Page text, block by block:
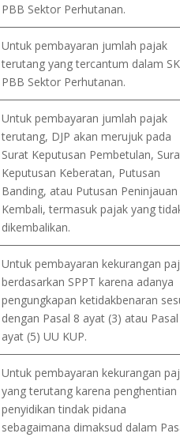
PBB Sektor Perhutanan.
Untuk pembayaran jumlah pajak
terutang yang tercantum dalam
PBB Sektor Perhutanan.
Untuk pembayaran jumlah pajak
terutang, DJP akan merujuk pada
Surat Keputusan Pembetulan,
Keputusan Keberatan, Putusan
Banding, atau Putusan Peninjauan
Kembali, termasuk pajak yang
dikembalikan.
Untuk pembayaran kekurangan
berdasarkan SPPT karena adanya
pengungkapan ketidakbenaran
dengan Pasal 8 ayat (3) atau
ayat (5) UU KUP.
Untuk pembayaran kekurangan
yang terutang karena penghentian
penyidikan tindak pidana
sebagaimana dimaksud dalam